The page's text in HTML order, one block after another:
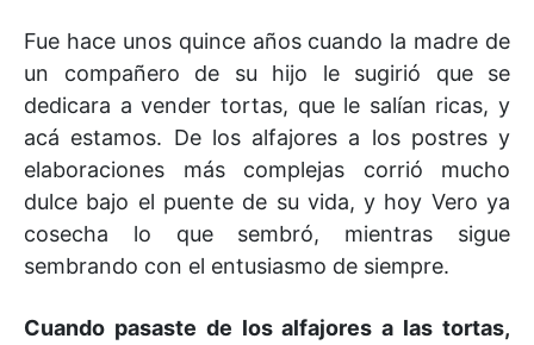
Fue hace unos quince años cuando la madre de
un compañero de su hijo le sugirió que se
dedicara a vender tortas, que le salían ricas, y
acá estamos. De los alfajores a los postres y
elaboraciones más complejas corrió mucho
dulce bajo el puente de su vida, y hoy Vero ya
cosecha lo que sembró, mientras sigue
sembrando con el entusiasmo de siempre.
Cuando pasaste de los alfajores a las tortas,